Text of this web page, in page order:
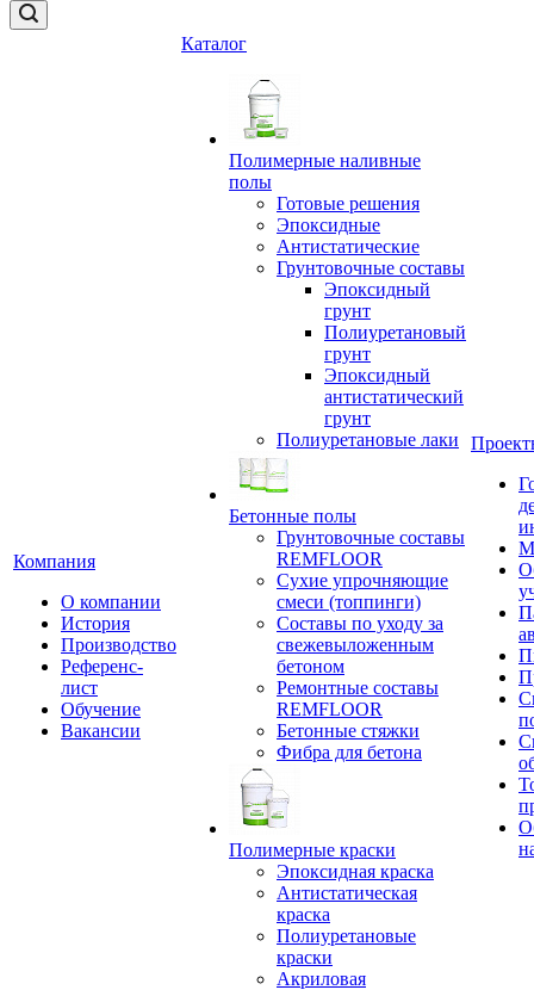
Компания
О компании
История
Производство
Референс-
лист
Обучение
Вакансии
Каталог
Полимерные наливные
полы
Готовые решения
Эпоксидные
Антистатические
Грунтовочные составы
Эпоксидный
грунт
Полиуретановый
грунт
Эпоксидный
антистатический
грунт
Полиуретановые лаки
Бетонные полы
Грунтовочные составы
REMFLOOR
Сухие упрочняющие
смеси (топпинги)
Составы по уходу за
свежевыложенным
бетоном
Ремонтные составы
REMFLOOR
Бетонные стяжки
Фибра для бетона
Полимерные краски
Эпоксидная краска
Антистатическая
краска
Полиуретановые
краски
Акриловая